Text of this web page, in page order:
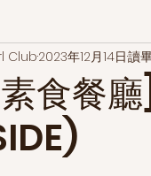
人包 素食旅遊
食餐廳
Club2023年12月14日讀